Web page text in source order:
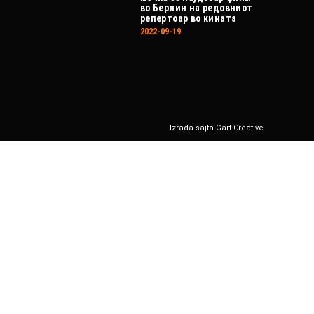
во Берлин на редовниот
репертоар во кината
2022-09-19
Izrada sajta Gart Creative